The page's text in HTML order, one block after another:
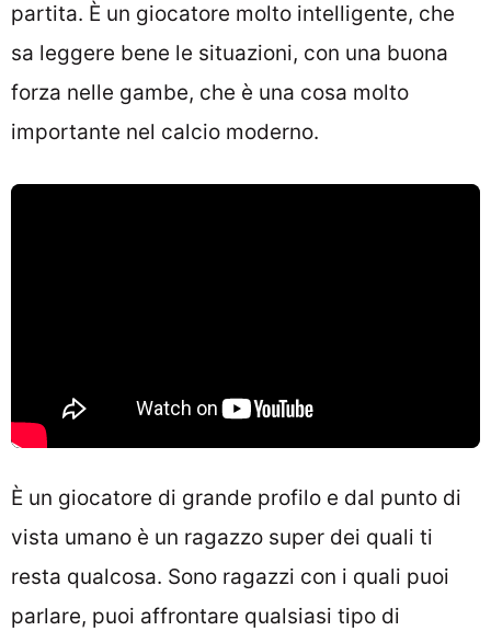
partita. È un giocatore molto intelligente, che
sa leggere bene le situazioni, con una buona
forza nelle gambe, che è una cosa molto
importante nel calcio moderno.
È un giocatore di grande profilo e dal punto di
vista umano è un ragazzo super dei quali ti
resta qualcosa. Sono ragazzi con i quali puoi
parlare, puoi affrontare qualsiasi tipo di